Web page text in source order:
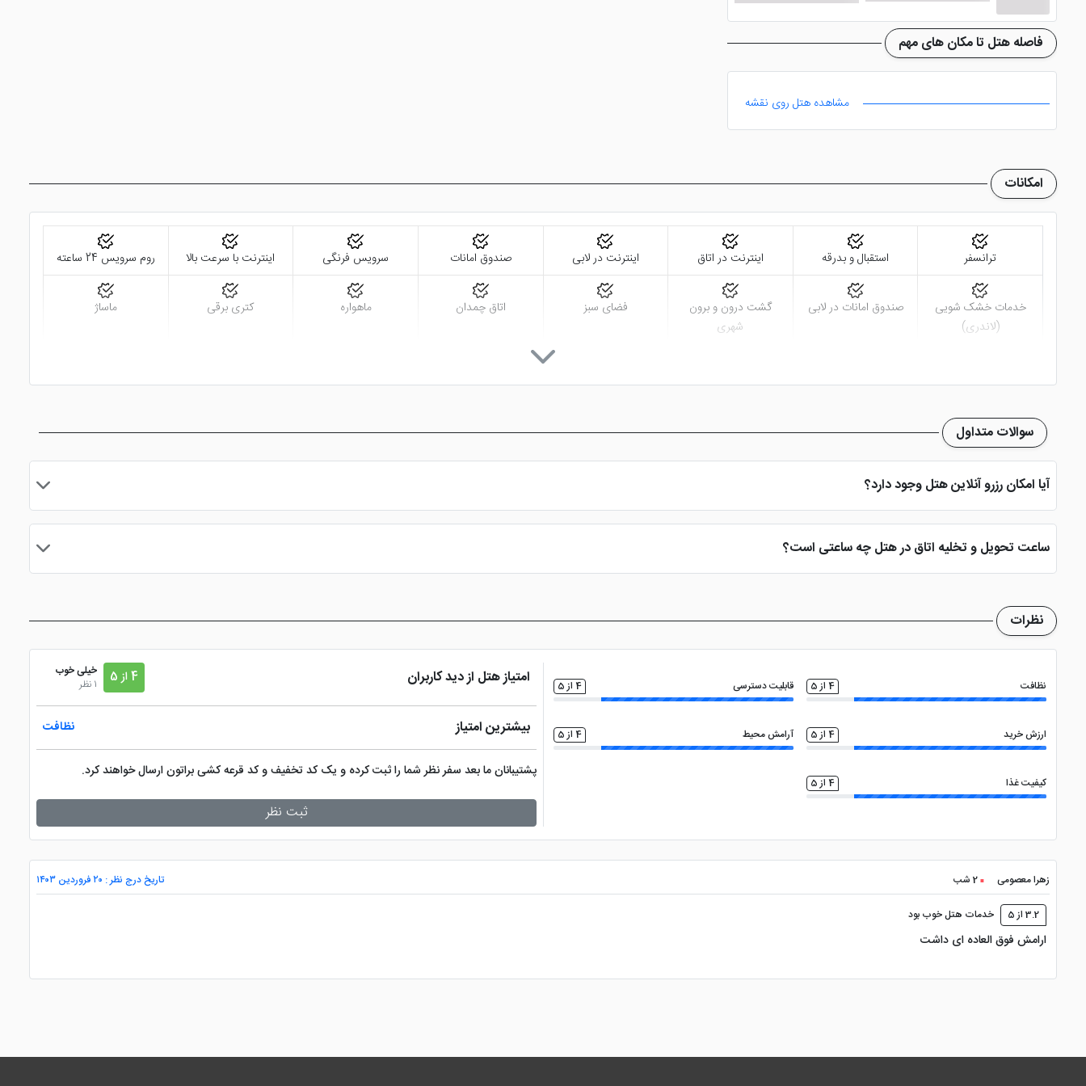
فاصله هتل تا مکان های مهم
مشاهده هتل روی نقشه
امکانات
ترانسفر استقبال و بدرقه اینترنت در اتاق اینترنت در لابی صندوق امانات سرویس فرنگی اینترنت با سرعت بالا روم سرویس 24 ساعته
خدمات خشک شویی
(لاندری)
صندوق امانات در لابی
گشت درون و برون
شهری
فضای سبز اتاق چمدان ماهواره کتری برقی ماساژ
سوالات متداول
آیا امکان رزرو آنلاین هتل وجود دارد؟
بله، با انتخاب تاریخ ورود و خروج، نوع اتاق و تعداد نفرات می توانید پس از پرداخت در درگاه بانکی، رزرو آنلاین خود را نهایی و واچر هتل را دریافت نمایید.
ساعت تحویل و تخلیه اتاق در هتل چه ساعتی است؟
ساعت تحویل اتاق ساعت 2 بعد از ظهر و ساعت تخلیه اتاق 12 ظهر می باشد
نظرات
نظافت 4 از 5 قابلیت دسترسی 4 از 5
ارزش خرید 4 از 5 آرامش محیط 4 از 5
کیفیت غذا 4 از 5
امتیاز هتل از دید کاربران 4 از 5
خیلی خوب
1 نظر
بیشترین امتیاز نظافت
پشتیبانان ما بعد سفر نظر شما را ثبت کرده و یک کد تخفیف و کد قرعه کشی براتون ارسال خواهند کرد.
ثبت نظر
زهرا معصومی 2 شب تاریخ درج نظر : ۲۰ فروردین ۱۴۰۳
3.2 از 5 خدمات هتل خوب بود
ارامش فوق العاده ای داشت